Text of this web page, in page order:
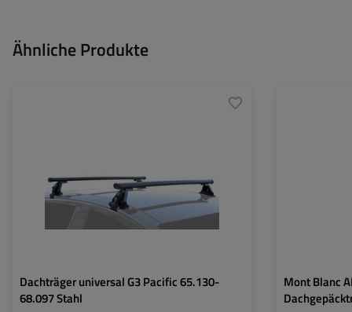
Ähnliche Produkte
Dachträger universal G3 Pacific 65.130-
68.097 Stahl
Mont Blanc